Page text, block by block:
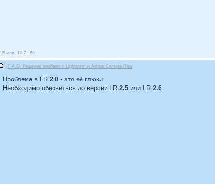
15 мар, 10 21:56
F.A.Q. Решение проблем c Lightroom и Adobe Camera Raw
Проблема в LR 2.0 - это её глюки.
Необходимо обновиться до версии LR 2.5 или LR 2.6